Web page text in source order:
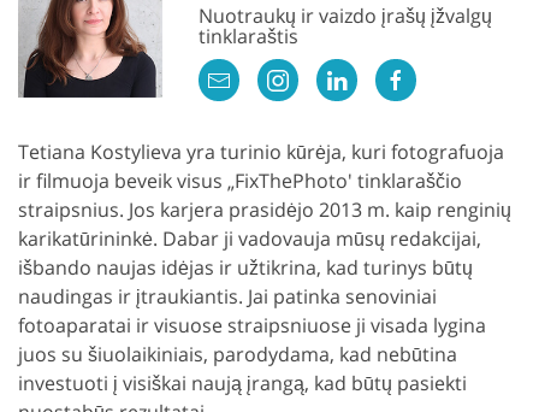
Nuotraukų ir vaizdo įrašų įžvalgų
tinklaraštis
Tetiana Kostylieva yra turinio kūrėja, kuri fotografuoja
ir filmuoja beveik visus „FixThePhoto' tinklaraščio
straipsnius. Jos karjera prasidėjo 2013 m. kaip renginių
karikatūrininkė. Dabar ji vadovauja mūsų redakcijai,
išbando naujas idėjas ir užtikrina, kad turinys būtų
naudingas ir įtraukiantis. Jai patinka senoviniai
fotoaparatai ir visuose straipsniuose ji visada lygina
juos su šiuolaikiniais, parodydama, kad nebūtina
investuoti į visiškai naują įrangą, kad būtų pasiekti